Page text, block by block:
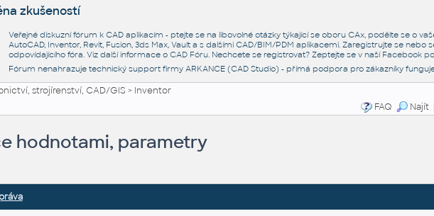
zkušeností
Veřejné diskuzní fórum k CAD aplikacím - ptejte se na libovolné otázky týkající se oboru CAx, podělte se o
AutoCAD, Inventor, Revit, Fusion, 3ds Max, Vault a s dalšími CAD/BIM/PDM aplikacemi. Zaregistrujte se
odpovídajícího fóra. Viz další informace o CAD Fóru. Nechcete se registrovat? Zeptejte se v naší Facebook
Fórum nenahrazuje technický support firmy ARKANCE (CAD Studio) - přímá podpora pro zákazníky
strojírenství, CAD/GIS> Inventor
FAQ
Najít
hodnotami, parametry